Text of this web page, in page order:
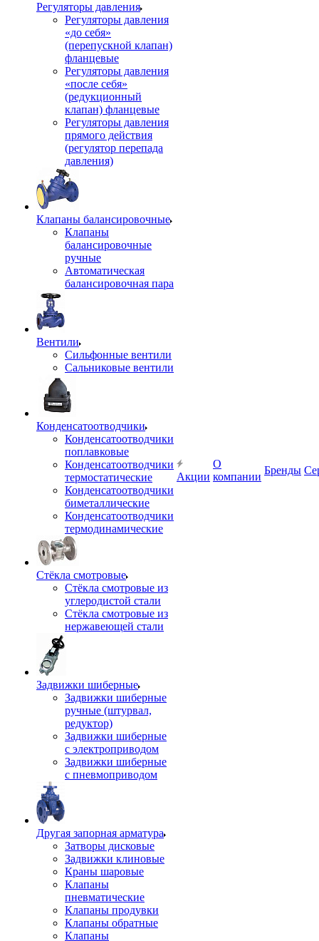
Регуляторы давления
Регуляторы давления
«до себя»
(перепускной клапан)
фланцевые
Регуляторы давления
«после себя»
(редукционный
клапан) фланцевые
Регуляторы давления
прямого действия
(регулятор перепада
давления)
Клапаны балансировочные
Клапаны
балансировочные
ручные
Автоматическая
балансировочная пара
Вентили
Сильфонные вентили
Сальниковые вентили
Конденсатоотводчики
Конденсатоотводчики
поплавковые
Конденсатоотводчики
термостатические
Конденсатоотводчики
биметаллические
Конденсатоотводчики
термодинамические
Стёкла смотровые
Стёкла смотровые из
углеродистой стали
Стёкла смотровые из
нержавеющей стали
Задвижки шиберные
Задвижки шиберные
ручные (штурвал,
редуктор)
Задвижки шиберные
с электроприводом
Задвижки шиберные
с пневмоприводом
Другая запорная арматура
Затворы дисковые
Задвижки клиновые
Краны шаровые
Клапаны
пневматические
Клапаны продувки
Клапаны обратные
Клапаны
Акции
О
компании
Бренды